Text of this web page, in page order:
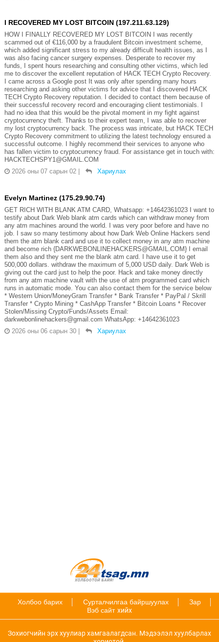
I RECOVERED MY LOST BITCOIN (197.211.63.129)
HOW I FINALLY RECOVERED MY LOST BITCOIN I was recently
scammed out of €116,000 by a fraudulent Bitcoin investment scheme,
which added significant stress to my already difficult health issues, as I
was also facing cancer surgery expenses. Desperate to recover my
funds, I spent hours researching and consulting other victims, which led
me to discover the excellent reputation of HACK TECH Crypto Recovery.
I came across a Google post It was only after spending many hours
researching and asking other victims for advice that I discovered HACK
TECH Crypto Recovery reputation. I decided to contact them because of
their successful recovery record and encouraging client testimonials. I
had no idea that this would be the pivotal moment in my fight against
cryptocurrency theft. Thanks to their expert team, I was able to recover
my lost cryptocurrency back. The process was intricate, but HACK TECH
Crypto Recovery commitment to utilizing the latest technology ensured a
successful outcome. I highly recommend their services to anyone who
has fallen victim to cryptocurrency fraud. For assistance get in touch with:
HACKTECHSPY1@GMAIL.COM
2026 оны 07 сарын 02 | Хариулах
Evelyn Martinez (175.29.90.74)
GET RICH WITH BLANK ATM CARD, Whatsapp: +14642361023 I want to
testify about Dark Web blank atm cards which can withdraw money from
any atm machines around the world. I was very poor before and have no
job. I saw so many testimony about how Dark Web Online Hackers send
them the atm blank card and use it to collect money in any atm machine
and become rich {DARKWEBONLINEHACKERS@GMAIL.COM} I email
them also and they sent me the blank atm card. I have use it to get
500,000 dollars. withdraw the maximum of 5,000 USD daily. Dark Web is
giving out the card just to help the poor. Hack and take money directly
from any atm machine vault with the use of atm programmed card which
runs in automatic mode. You can also contact them for the service below
* Western Union/MoneyGram Transfer * Bank Transfer * PayPal / Skrill
Transfer * Crypto Mining * CashApp Transfer * Bitcoin Loans * Recover
Stolen/Missing Crypto/Funds/Assets Email:
darkwebonlinehackers@gmail.com WhatsApp: +14642361023
2026 оны 06 сарын 30 | Хариулах
Холбоо барих Сурталчилгаа байршуулах
Зар
Вэб сайт хийх
Зохиогчийн эрх хуулиар хамгаалагдсан. Мэдээлэл хуулбарлах